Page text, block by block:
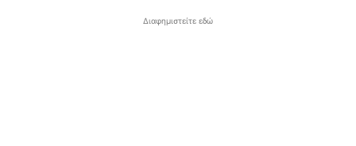
Διαφημιστείτε εδώ